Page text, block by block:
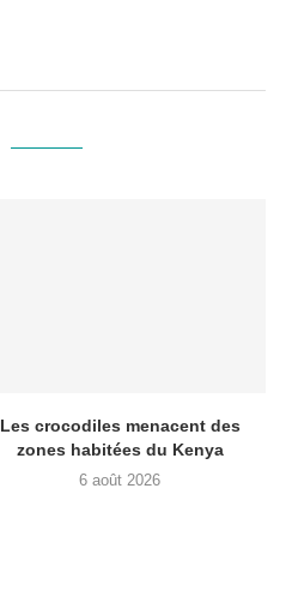
Les crocodiles menacent des
zones habitées du Kenya
6 août 2026